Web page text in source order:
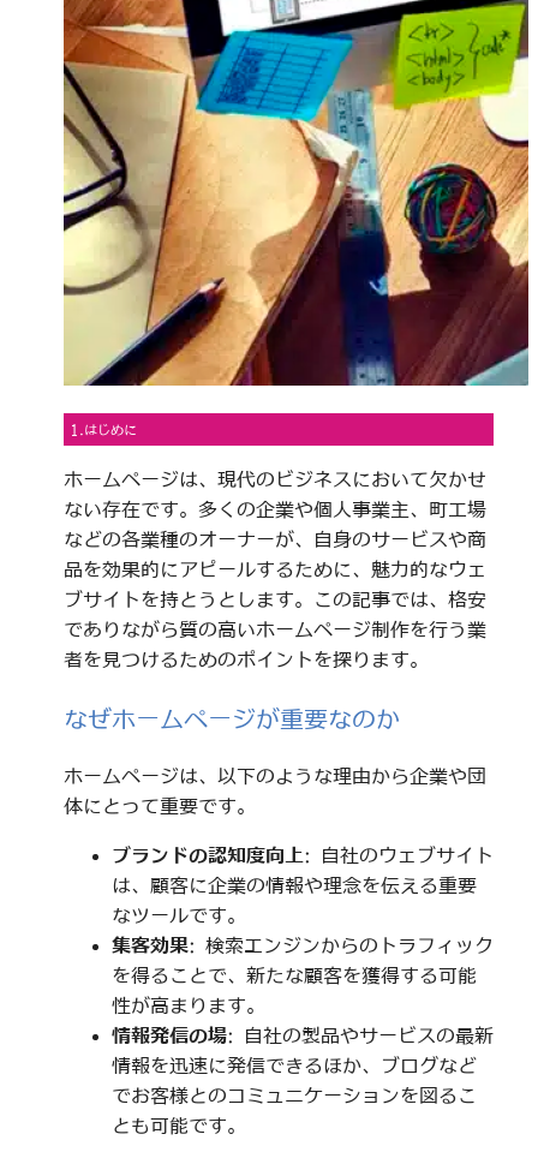
1.はじめに
ホームページは、現代のビジネスにおいて欠かせ
ない存在です。多くの企業や個人事業主、町工場
などの各業種のオーナーが、自身のサービスや商
品を効果的にアピールするために、魅力的なウェ
ブサイトを持とうとします。この記事では、格安
でありながら質の高いホームページ制作を行う業
者を見つけるためのポイントを探ります。
なぜホームページが重要なのか
ホームページは、以下のような理由から企業や団
体にとって重要です。
ブランドの認知度向上: 自社のウェブサイト
は、顧客に企業の情報や理念を伝える重要
なツールです。
集客効果: 検索エンジンからのトラフィック
を得ることで、新たな顧客を獲得する可能
性が高まります。
情報発信の場: 自社の製品やサービスの最新
情報を迅速に発信できるほか、ブログなど
でお客様とのコミュニケーションを図るこ
とも可能です。